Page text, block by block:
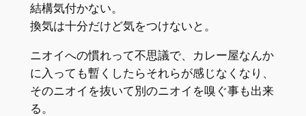
結構気付かない。
換気は十分だけど気をつけないと。
ニオイへの慣れって不思議で、カレー屋なんか
に入っても暫くしたらそれらが感じなくなり、
そのニオイを抜いて別のニオイを嗅ぐ事も出来
る。